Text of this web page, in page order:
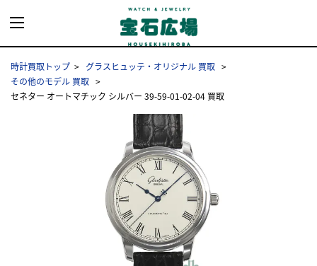
時計買取トップ
グラスヒュッテ・オリジナル 買取
その他のモデル 買取
セネター オートマチック シルバー 39-59-01-02-04 買取